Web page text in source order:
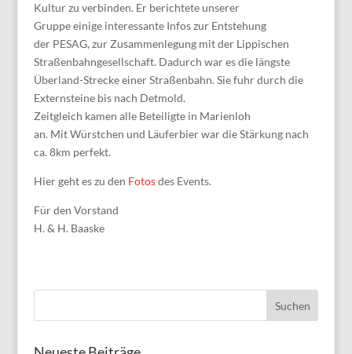
Kultur zu verbinden. Er berichtete unserer
Gruppeeinige interessante Infos zur Entstehung
der PESAG, zur Zusammenlegung mit der Lippischen
Straßenbahngesellschaft. Dadurch war es die längste
Überland-Strecke einer Straßenbahn. Siefuhr durch die
Externsteinebis nach Detmold.
Zeitgleich kamen alle Beteiligte in Marienloh
an. MitWürstchen und Läuferbier war die Stärkung nach
ca. 8km perfekt.
Hier geht es zu den Fotosdes Events.
Für den Vorstand
H. & H. Baaske